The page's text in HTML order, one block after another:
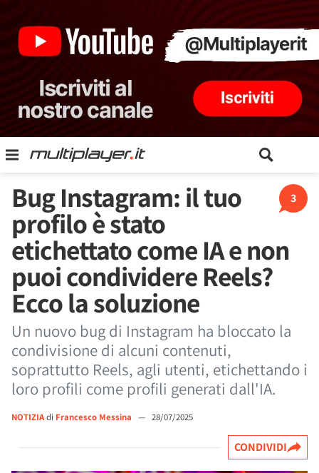
3
Bug Instagram: il tuo
profilo è stato
etichettato come IA e non
puoi condividere Reels?
Ecco la soluzione
Un nuovo bug di Instagram ha bloccato la
condivisione di alcuni contenuti,
soprattutto Reels, agli utenti, etichettando i
loro profili come profili generati dall'IA.
NOTIZIAdi Francesco Messina — 28/07/2025
CONDIVIDI